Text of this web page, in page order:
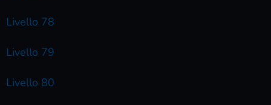
Livello 78
Livello 79
Livello 80